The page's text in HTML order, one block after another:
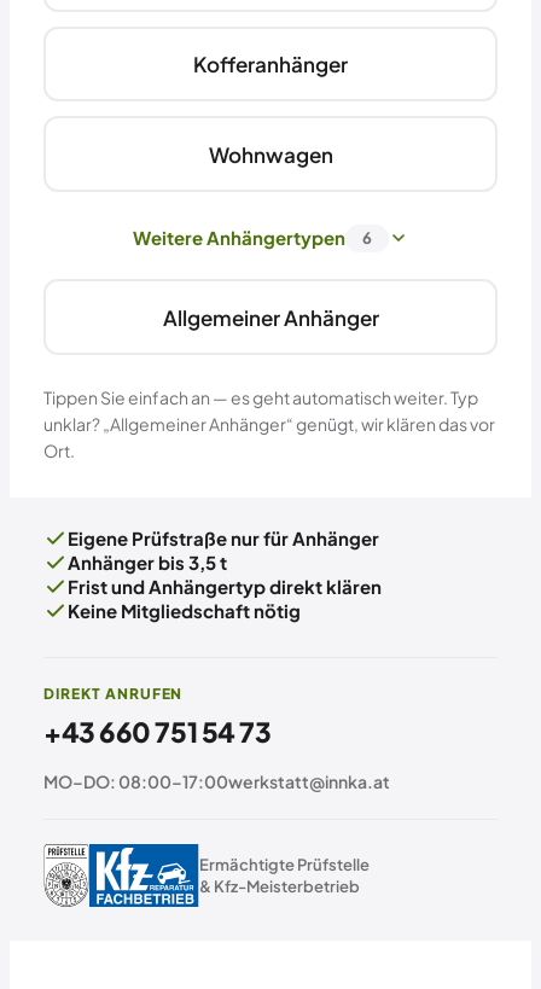
Kofferanhänger
Wohnwagen
Weitere Anhängertypen 6
Allgemeiner Anhänger
Tippen Sie einfach an — es geht automatisch weiter. Typ
unklar? „Allgemeiner Anhänger“ genügt, wir klären das vor
Ort.
Eigene Prüfstraße nur für Anhänger
Anhänger bis 3,5 t
Frist und Anhängertyp direkt klären
Keine Mitgliedschaft nötig
DIREKT ANRUFEN
+43 660 751 54 73
MO–DO: 08:00–17:00werkstatt@innka.at
Ermächtigte Prüfstelle
& Kfz-Meisterbetrieb